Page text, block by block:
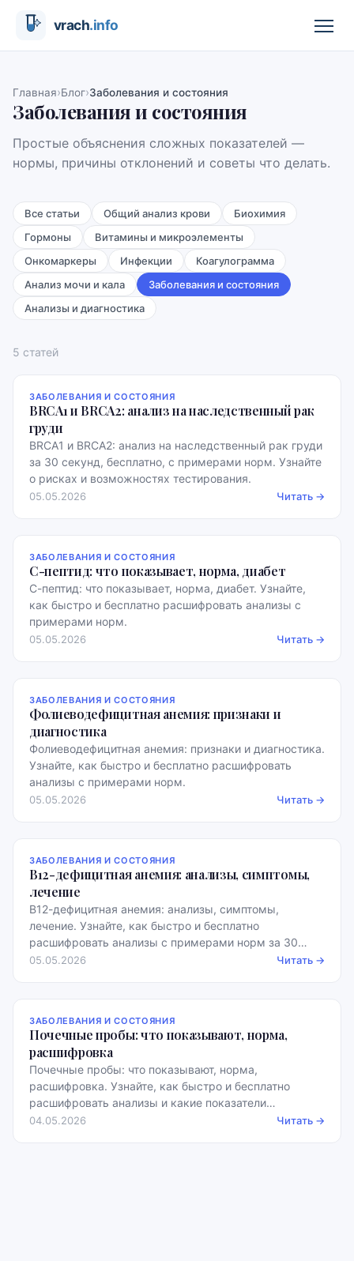
Главная›Блог›Заболевания и состояния
Заболевания и состояния
Простые объяснения сложных показателей —
нормы, причины отклонений и советы что делать.
Все статьи Общий анализ крови
Биохимия
Гормоны
Витамины и микроэлементы
Онкомаркеры
Инфекции
Коагулограмма
Анализ мочи и кала
Заболевания и состояния
Анализы и диагностика
5 статей
ЗАБОЛЕВАНИЯ И СОСТОЯНИЯ
BRCA1 и BRCA2: анализ на наследственный рак
груди
BRCA1 и BRCA2: анализ на наследственный рак груди
за 30 секунд, бесплатно, с примерами норм. Узнайте
о рисках и возможностях тестирования.
05.05.2026 Читать →
ЗАБОЛЕВАНИЯ И СОСТОЯНИЯ
С-пептид: что показывает, норма, диабет
С-пептид: что показывает, норма, диабет. Узнайте,
как быстро и бесплатно расшифровать анализы с
примерами норм.
05.05.2026 Читать →
ЗАБОЛЕВАНИЯ И СОСТОЯНИЯ
Фолиеводефицитная анемия: признаки и
диагностика
Фолиеводефицитная анемия: признаки и диагностика.
Узнайте, как быстро и бесплатно расшифровать
анализы с примерами норм.
05.05.2026 Читать →
ЗАБОЛЕВАНИЯ И СОСТОЯНИЯ
В12-дефицитная анемия: анализы, симптомы,
лечение
В12-дефицитная анемия: анализы, симптомы,
лечение. Узнайте, как быстро и бесплатно
расшифровать анализы с примерами норм за 30
секунд.
05.05.2026 Читать →
ЗАБОЛЕВАНИЯ И СОСТОЯНИЯ
Почечные пробы: что показывают, норма,
расшифровка
Почечные пробы: что показывают, норма,
расшифровка. Узнайте, как быстро и бесплатно
расшифровать анализы и какие показатели
считаются нормой.
04.05.2026 Читать →